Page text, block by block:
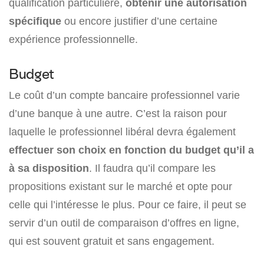
qualification particulière, obtenir une autorisation
spécifique ou encore justifier d’une certaine
expérience professionnelle.
Budget
Le coût d’un compte bancaire professionnel varie
d’une banque à une autre. C’est la raison pour
laquelle le professionnel libéral devra également
effectuer son choix en fonction du budget qu’il a
à sa disposition. Il faudra qu’il compare les
propositions existant sur le marché et opte pour
celle qui l’intéresse le plus. Pour ce faire, il peut se
servir d’un outil de comparaison d’offres en ligne,
qui est souvent gratuit et sans engagement.